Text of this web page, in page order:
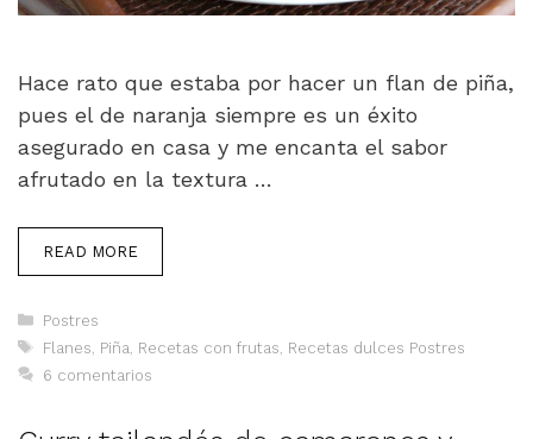
Hace rato que estaba por hacer un flan de piña,
pues el de naranja siempre es un éxito
asegurado en casa y me encanta el sabor
afrutado en la textura …
READ MORE
Categorías
Postres
Etiquetas
Flanes Piña Recetas con frutas Recetas dulces Postres
6 comentarios